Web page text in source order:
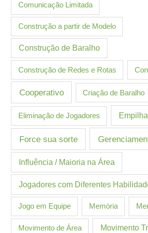
Comunicação Limitada
Construção a partir de Modelo
Construção de Baralho
Construção de Redes e Rotas
Cooperativo Criação de Baralho
Eliminação de Jogadores
Force sua sorte
Influência / Maioria na Área
Jogadores com Diferentes
Jogo em Equipe Memória
Movimento de Área Movimento